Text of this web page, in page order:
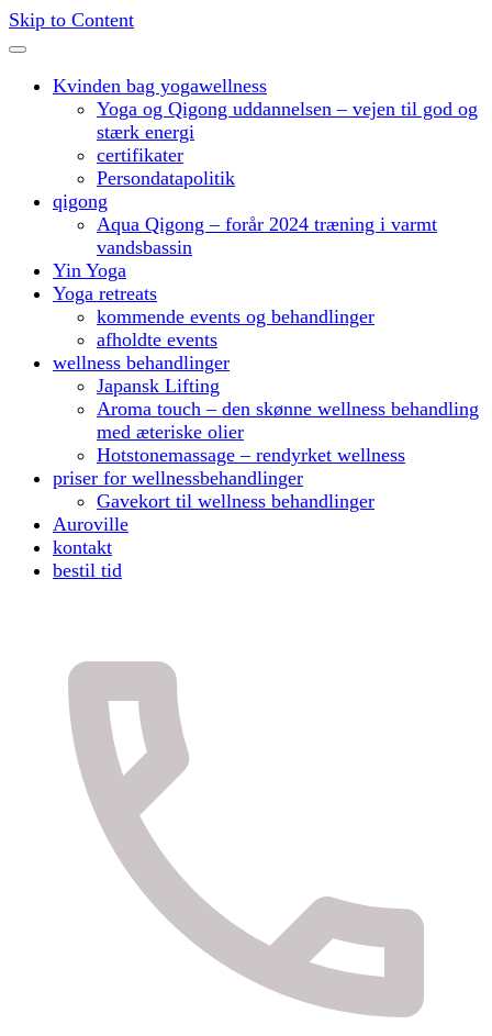
Skip to Content
Kvinden bag yogawellness
Yoga og Qigong uddannelsen – vejen til god og
stærk energi
certifikater
Persondatapolitik
qigong
Aqua Qigong – forår 2024 træning i varmt
vandsbassin
Yin Yoga
Yoga retreats
kommende events og behandlinger
afholdte events
wellness behandlinger
Japansk Lifting
Aroma touch – den skønne wellness behandling
med æteriske olier
Hotstonemassage – rendyrket wellness
priser for wellnessbehandlinger
Gavekort til wellness behandlinger
Auroville
kontakt
bestil tid